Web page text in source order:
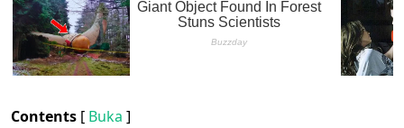
Contents [ Buka ]